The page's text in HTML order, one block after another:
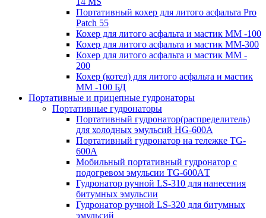
Портативный кохер для литого асфальта Pro
Patch 55
Кохер для литого асфальта и мастик MM -100
Кохер для литого асфальта и мастик MM-300
Кохер для литого асфальта и мастик MM -
200
Кохер (котел) для литого асфальта и мастик
MM -100 БД
Портативные и прицепные гудронаторы
Портативные гудронаторы
Портативный гудронатор(распределитель)
для холодных эмульсий HG-600A
Портативный гудронатор на тележке TG-
600A
Мобильный портативный гудронатор с
подогревом эмульсии TG-600AТ
Гудронатор ручной LS-310 для нанесения
битумных эмульсии
Гудронатор ручной LS-320 для битумных
эмульсий